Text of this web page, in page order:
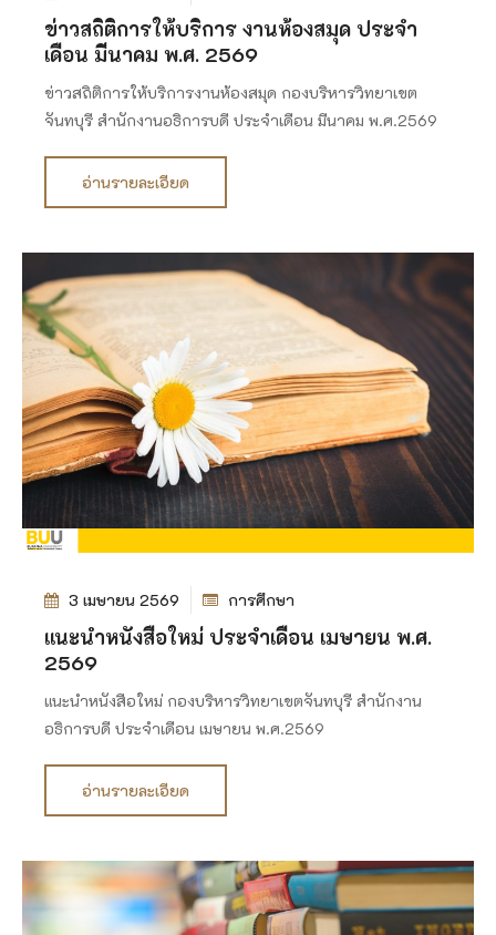
ข่าวสถิติการให้บริการ งานห้องสมุด ประจำ
เดือน มีนาคม พ.ศ. 2569
ข่าวสถิติการให้บริการงานห้องสมุด กองบริหารวิทยาเขต
จันทบุรี สำนักงานอธิการบดี ประจำเดือน มีนาคม พ.ศ.2569
อ่านรายละเอียด
3 เมษายน 2569 การศึกษา
แนะนำหนังสือใหม่ ประจำเดือน เมษายน พ.ศ.
2569
แนะนำหนังสือใหม่ กองบริหารวิทยาเขตจันทบุรี สำนักงาน
อธิการบดี ประจำเดือน เมษายน พ.ศ.2569
อ่านรายละเอียด